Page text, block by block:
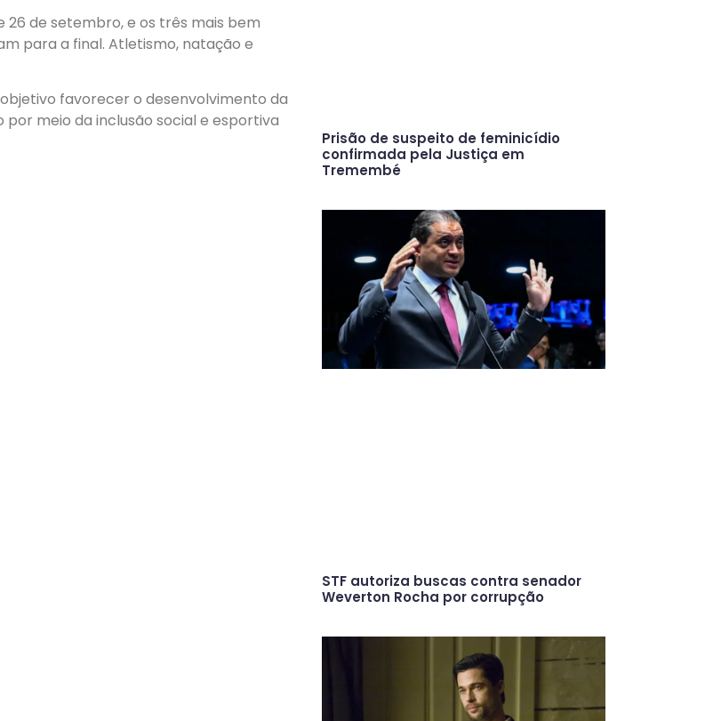
de setembro, e os três mais bem
para a final. Atletismo, natação e
favorecer o desenvolvimento da
meio da inclusão social e esportiva
Prisão de suspeito de feminicídio
confirmada pela Justiça em
Tremembé
STF autoriza buscas contra senador
Weverton Rocha por corrupção